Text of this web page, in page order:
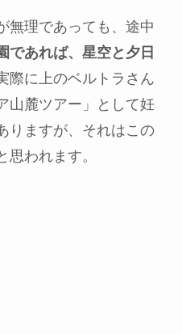
無理であっても、途中
であれば、星空と夕日
際に上のベルトラさん
山麓ツアー」として妊
りますが、それはこの
われます。